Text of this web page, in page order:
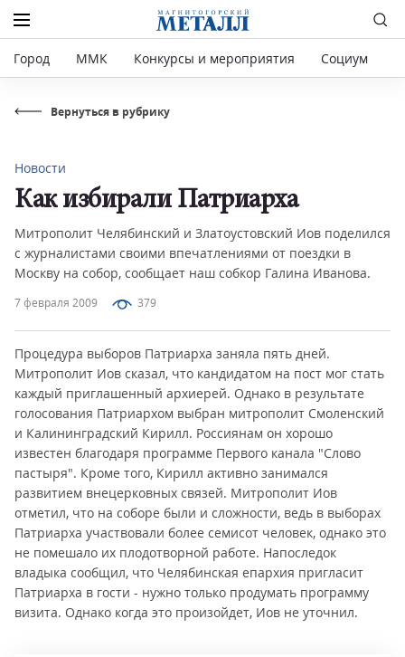
Город ММК Конкурсы и мероприятия Социум
Вернуться в рубрику
7 февраля 2009 379
Новости
Как избирали Патриарха
Митрополит Челябинский и Златоустовский Иов поделился
с журналистами своими впечатлениями от поездки в
Москву на собор, сообщает наш собкор Галина Иванова.
Процедура выборов Патриарха заняла пять дней.
Митрополит Иов сказал, что кандидатом на пост мог стать
каждый приглашенный архиерей. Однако в результате
голосования Патриархом выбран митрополит Смоленский
и Калининградский Кирилл. Россиянам он хорошо
известен благодаря программе Первого канала "Слово
пастыря". Кроме того, Кирилл активно занимался
развитием внецерковных связей. Митрополит Иов
отметил, что на соборе были и сложности, ведь в выборах
Патриарха участвовали более семисот человек, однако это
не помешало их плодотворной работе. Напоследок
владыка сообщил, что Челябинская епархия пригласит
Патриарха в гости - нужно только продумать программу
визита. Однако когда это произойдет, Иов не уточнил.